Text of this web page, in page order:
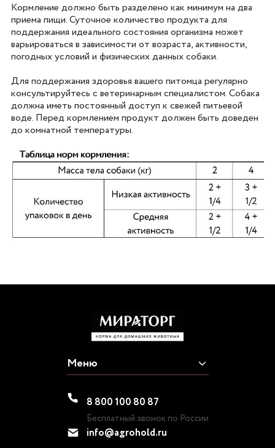
Кормление должно быть разделено как минимум на два
приема пищи. Суточное количество продукта для
поддержания идеального состояния организма может
варьироваться в зависимости от возраста, активности,
погодных условий и физических данных собаки.
Для поддержания здоровья вашего питомца регулярно
консультируйтесь с ветеринарным специалистом. Собака
должна иметь постоянный доступ к свежей питьевой
воде. Перед кормлением продукт должен быть доведен
до комнатной температуры.
Меню
8 800 100 80 87
Бесплатный звонок по России
info@agrohold.ru